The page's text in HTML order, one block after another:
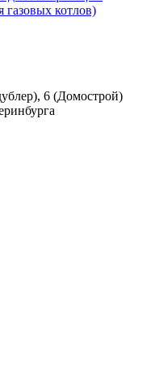
котлов)
6 (Домострой)